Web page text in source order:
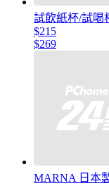
試飲紙杯/試喝
$215
$269
MARNA 日本